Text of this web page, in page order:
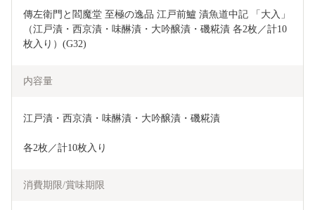
傳左衛門と閻魔堂 至極の逸品 江戸前鱸 漬魚道中記 「大入」
（江戸漬・西京漬・味醂漬・大吟醸漬・磯糀漬 各2枚／計10
枚入り）(G32)
内容量
江戸漬・西京漬・味醂漬・大吟醸漬・磯糀漬
各2枚／計10枚入り
消費期限/賞味期限